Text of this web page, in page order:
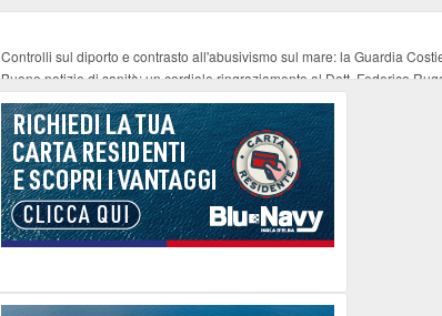
Controlli sul diporto e contrasto all'abusivismo sul mare: la Guardia
Buone notizie di sanità: un cordiale ringraziamento al Dott. Federico
Altiero Spinelli e Ursula Hirschmann all'Elba: riaffiora una testimonianza
Capoliveri, potenziata la pulizia dei bordi stradali-07-08-2026
Marina di Campo tra i porti interessati dal nuovo piano dell'Autorità